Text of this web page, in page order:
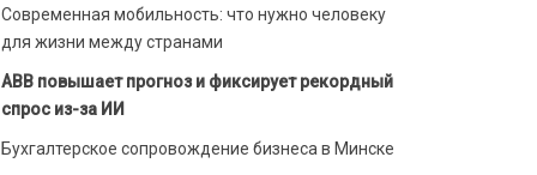
Современная мобильность: что нужно человеку
для жизни между странами
ABB повышает прогноз и фиксирует рекордный
спрос из-за ИИ
Бухгалтерское сопровождение бизнеса в Минске